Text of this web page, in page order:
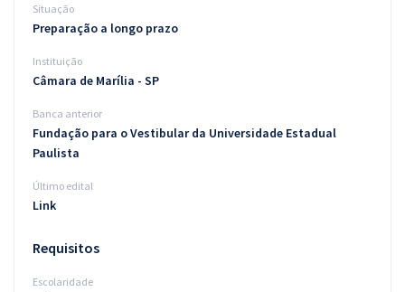
Questões grátis
Blog
Aprovados
Situação
Preparação a longo prazo
Instituição
Câmara de Marília - SP
Banca anterior
Fundação para o Vestibular da Universidade Estadual
Paulista
Último edital
Link
Requisitos
Escolaridade